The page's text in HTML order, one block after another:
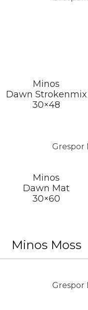
Minos
Dawn Strokenmix
30×48
Minos
Dawn Mat
30×60
Minos Moss